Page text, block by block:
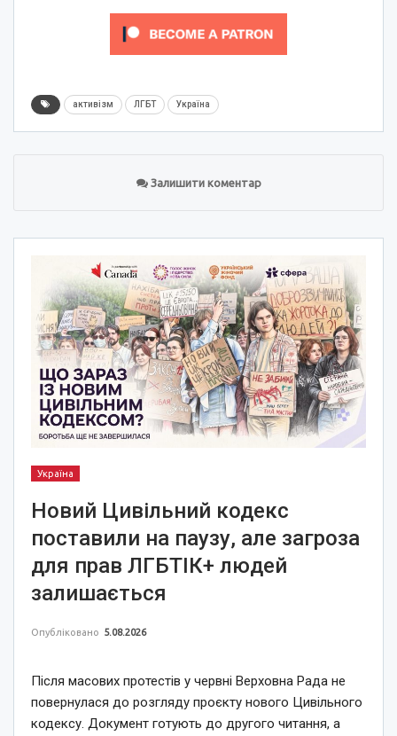
активізм ЛГБТ Україна
Залишити коментар
Україна
Новий Цивільний кодекс
поставили на паузу, але загроза
для прав ЛГБТІК+ людей
залишається
Опубліковано 5.08.2026
Після масових протестів у червні Верховна Рада не
повернулася до розгляду проєкту нового Цивільного
кодексу. Документ готують до другого читання, а